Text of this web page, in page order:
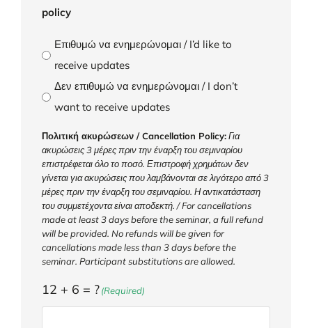
policy
Επιθυμώ να ενημερώνομαι / I’d like to
receive updates
Δεν επιθυμώ να ενημερώνομαι / I don’t
want to receive updates
Πολιτική ακυρώσεων / Cancellation Policy:Για
ακυρώσεις 3 μέρες πριν την έναρξη του σεμιναρίου
επιστρέφεται όλο το ποσό. Επιστροφή χρημάτων δεν
γίνεται για ακυρώσεις που λαμβάνονται σε λιγότερο από 3
μέρες πριν την έναρξη του σεμιναρίου. Η αντικατάσταση
του συμμετέχοντα είναι αποδεκτή. / For cancellations
made at least 3 days before the seminar, a full refund
will be provided. No refunds will be given for
cancellations made less than 3 days before the
seminar. Participant substitutions are allowed.
12 + 6 = ?(Required)